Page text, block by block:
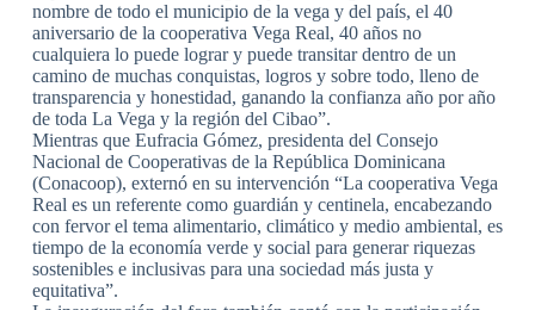
nombre de todo el municipio de la vega y del país, el 40
aniversario de la cooperativa Vega Real, 40 años no
cualquiera lo puede lograr y puede transitar dentro de un
camino de muchas conquistas, logros y sobre todo, lleno de
transparencia y honestidad, ganando la confianza año por año
de toda La Vega y la región del Cibao”.
Mientras que Eufracia Gómez, presidenta del Consejo
Nacional de Cooperativas de la República Dominicana
(Conacoop), externó en su intervención “La cooperativa Vega
Real es un referente como guardián y centinela, encabezando
con fervor el tema alimentario, climático y medio ambiental, es
tiempo de la economía verde y social para generar riquezas
sostenibles e inclusivas para una sociedad más justa y
equitativa”.